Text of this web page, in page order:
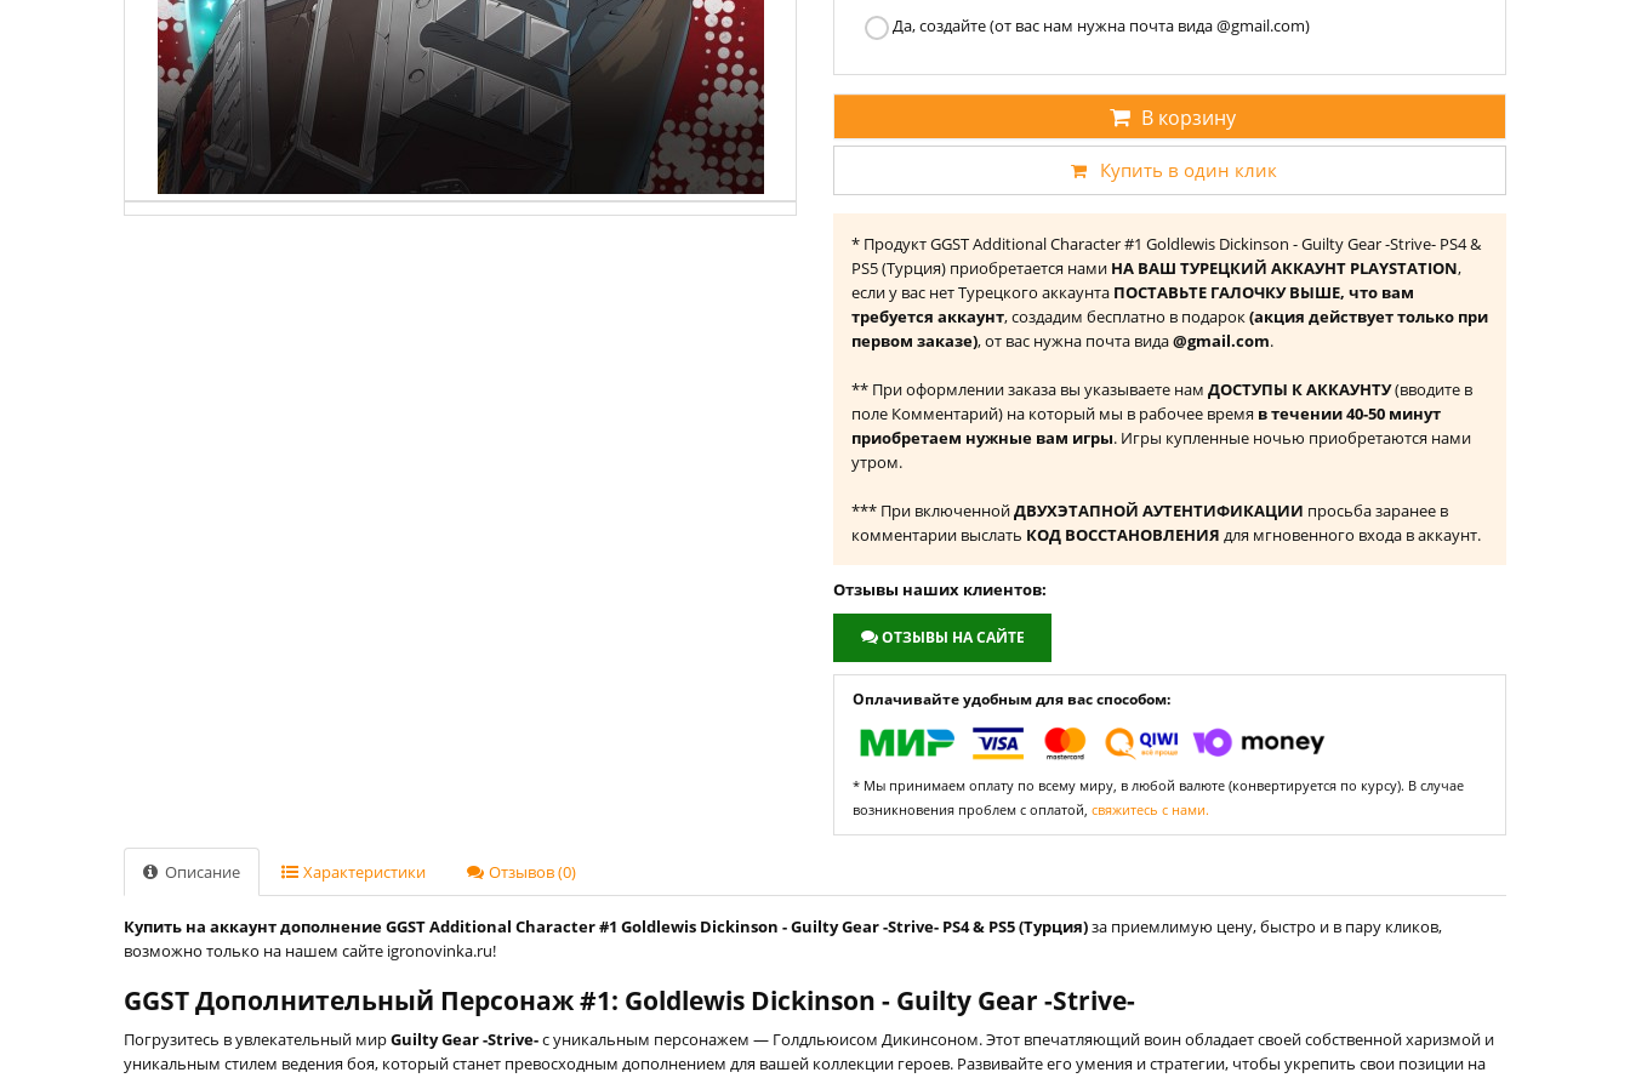
Да, создайте (от вас нам нужна почта вида @gmail.com)
В корзину
Купить в один клик
* Продукт GGST Additional Character #1 Goldlewis Dickinson - Guilty Gear -Strive- PS4 &
PS5 (Турция) приобретается нами НА ВАШ ТУРЕЦКИЙ АККАУНТ PLAYSTATION,
если у вас нет Турецкого аккаунта ПОСТАВЬТЕ ГАЛОЧКУ ВЫШЕ, что вам
требуется аккаунт, создадим бесплатно в подарок(акция действует только при
первом заказе), от вас нужна почта вида@gmail.com.
** При оформлении заказа вы указываете нам ДОСТУПЫ К АККАУНТУ(вводите в
поле Комментарий) на который мы в рабочее время в течении 40-50 минут
приобретаем нужные вам игры. Игры купленные ночью приобретаются нами
утром.
*** При включеннойДВУХЭТАПНОЙ АУТЕНТИФИКАЦИИ просьба заранее в
комментарии выслать КОД ВОССТАНОВЛЕНИЯ для мгновенного входа в аккаунт.
Отзывы наших клиентов:
ОТЗЫВЫ НА САЙТЕ
Оплачивайте удобным для вас способом:
* Мы принимаем оплату по всему миру, в любой валюте (конвертируется по курсу). В случае
возникновения проблем с оплатой, свяжитесь с нами.
Описание Характеристики Отзывов (0)
Купить на аккаунт дополнение GGST Additional Character #1 Goldlewis Dickinson - Guilty Gear -Strive- PS4 & PS5 (Турция)за приемлимую цену, быстро и в пару кликов,
возможно только на нашем сайте igronovinka.ru!
GGST Дополнительный Персонаж #1: Goldlewis Dickinson - Guilty Gear -Strive-
Погрузитесь в увлекательный мирGuilty Gear -Strive-с уникальным персонажем — Голдльюисом Дикинсоном. Этот впечатляющий воин обладает своей собственной харизмой и
уникальным стилем ведения боя, который станет превосходным дополнением для вашей коллекции героев. Развивайте его умения и стратегии, чтобы укрепить свои позиции на